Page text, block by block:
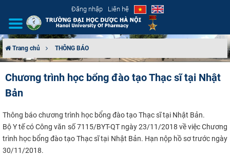
Đăng nhập Liên hệ
CƠ CẤU TỔ CHỨC
TUYỂN SINH
ĐÀO TẠO
Trang chủ THÔNG BÁO
Chương trình học bổng đào tạo Thạc sĩ tại Nhật
Bản
Thông báo chương trình học bổng đào tạo Thạc sĩ tại Nhật Bản.
Bộ Y tế có Công văn số 7115/BYT-QT ngày 23/11/2018 về việc Chương
trình học bổng đào tạo Thạc sĩ tại Nhật Bản. Hạn nộp hồ sơ trước ngày
30/11/2018.